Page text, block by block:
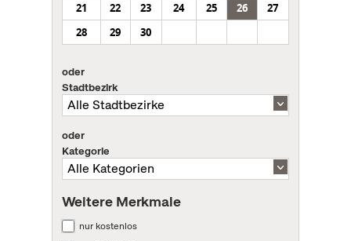
21
22 23 24 25 26
27
28
29 30
oder
Stadtbezirk
oder
Kategorie
Weitere Merkmale
nur kostenlos